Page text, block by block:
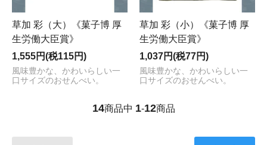
草加 彩（大）《菓子博 厚
生労働大臣賞》
1,555円(税115円)
風味豊かな、かわいらしい一
口サイズのおせんべい。
草加 彩（小）《菓子博 厚
生労働大臣賞》
1,037円(税77円)
風味豊かな、かわいらしい一
口サイズのおせんべい。
14商品中 1-12商品